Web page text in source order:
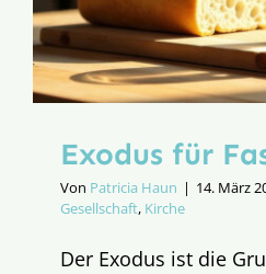
Exodus für
Von Patricia Haun | 14. März
Gesellschaft, Kirche
Der Exodus ist die